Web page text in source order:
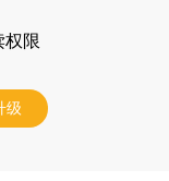
权限
级